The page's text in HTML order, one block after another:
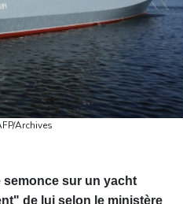
Archives
semonce sur un yacht
de lui selon le ministère